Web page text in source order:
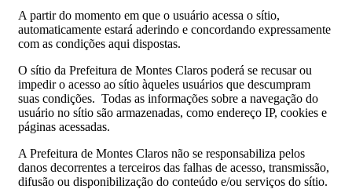
A partir do momento em que o usuário acessa o sítio,
automaticamente estará aderindo e concordando expressamente
com as condições aqui dispostas.
O sítio da Prefeitura de Montes Claros poderá se recusar ou
impedir o acesso ao sítio àqueles usuários que descumpram
suas condições. Todas as informações sobre a navegação do
usuário no sítio são armazenadas, como endereço IP, cookies e
páginas acessadas.
A Prefeitura de Montes Claros não se responsabiliza pelos
danos decorrentes a terceiros das falhas de acesso, transmissão,
difusão ou disponibilização do conteúdo e/ou serviços do sítio.